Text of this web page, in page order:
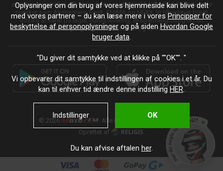
efter motorcykeltøj, tilbehør, dele og udstyr af høj kvalitet fra betroede
mærker som Alpinestars, Revit, SHIMA og NEXX. Vi tilbyder et bredt
udvalg af varer på lager, hurtig levering, ekspertrådgivning og en
personlig tilgang – til enhver tur og enhver stil.
© 2026
. Alle rettigheder forbeholdes.
Oprettet af
Oplysninger om din brug af vores hjemmeside kan blive delt
med vores partnere – du kan læse mere i vores Principper for
beskyttelse af personoplysninger og på siden Hvordan Google
bruger data.
"Du giver dit samtykke ved at klikke på ""OK"". "
Vi opbevarer dit samtykke til indstillingen af cookies i et år. Du
kan til enhver tid ændre denne indstilling HER.
Indstillinger OK
Du kan afvise aftalen her.